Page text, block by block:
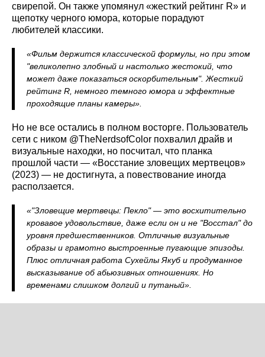
свирепой. Он также упомянул «жесткий рейтинг R» и
щепотку черного юмора, которые порадуют
любителей классики.
«Фильм держится классической формулы, но при этом
"великолепно злобный и настолько жестокий, что
может даже показаться оскорбительным". Жесткий
рейтинг R, немного темного юмора и эффектные
проходящие планы камеры».
Но не все остались в полном восторге. Пользователь
сети с ником @TheNerdsofColor похвалил драйв и
визуальные находки, но посчитал, что планка
прошлой части — «Восстание зловещих мертвецов»
(2023) — не достигнута, а повествование иногда
расползается.
«"Зловещие мертвецы: Пекло" — это восхитительно
кровавое удовольствие, даже если он и не "Восстал" до
уровня предшественников. Отличные визуальные
образы и грамотно выстроенные пугающие эпизоды.
Плюс отличная работа Сухейлы Якуб и продуманное
высказывание об абьюзивных отношениях. Но
временами слишком долгий и путаный».